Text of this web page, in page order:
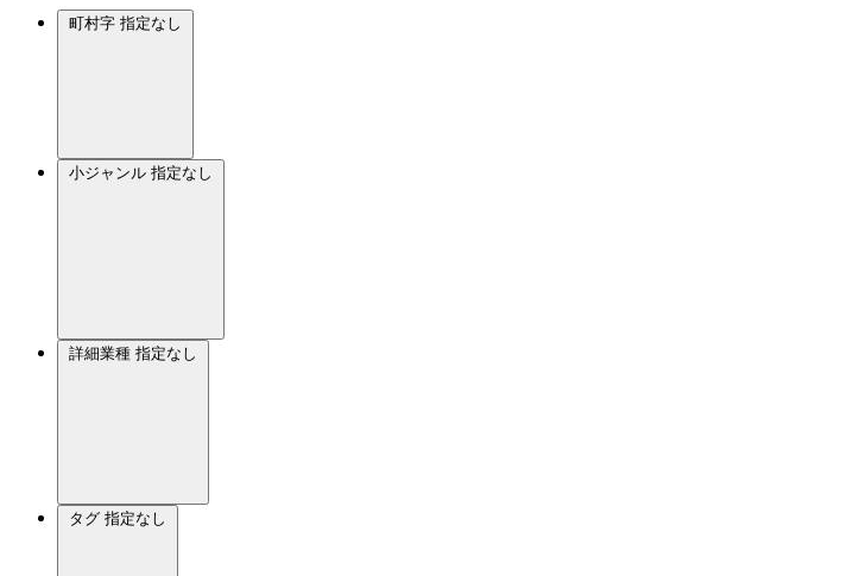
町村字 指定なし
小ジャンル 指定なし
詳細業種 指定なし
タグ 指定なし